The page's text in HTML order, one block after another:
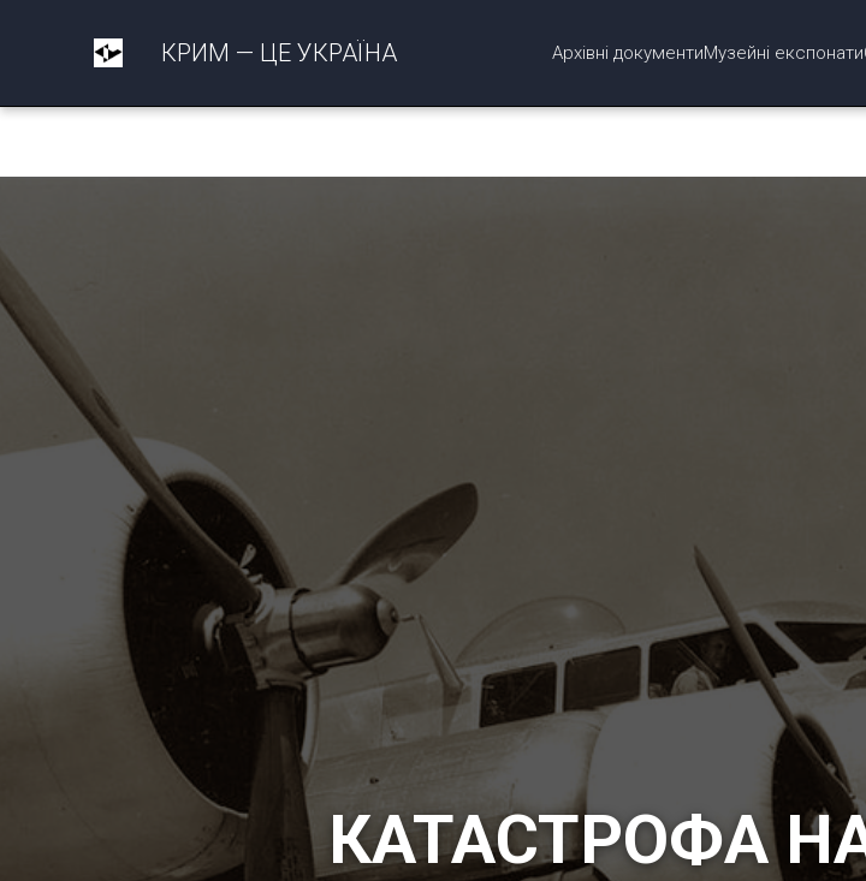
КРИМ — ЦЕ УКРАЇНА Архівні документиМузейні експонати
КАТАСТРОФА